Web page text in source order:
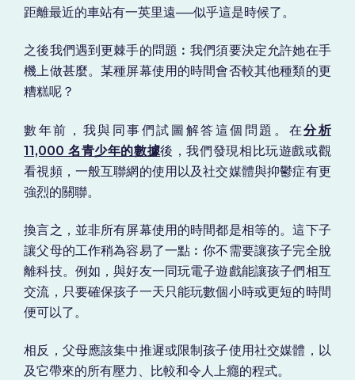
距離最近的車站有一英里遠──似乎這是時候了。
之後我們遇到更棘手的問題︰我們須要決定允許她在手
機上做甚麼。某種屏幕使用的時間會否較其他種類的更
糟糕呢？
數年前，我與同事們試圖解答這個問題。在分析
11,000 名青少年的數據後，我們發現相比玩遊戲或觀
看視頻，一般互聯網的使用以及社交媒體與抑鬱症有更
強烈的關聯。
換言之，並非所有屏幕使用的時間都是相等的。這下子
讓父母的工作稍為容易了一點︰你不需要讓孩子完全脫
離科技。例如，與好友一同玩電子遊戲能讓孩子們相互
交流，只要確保孩子一天只能玩數個小時或更短的時間
便可以了。
相反，父母應該集中推遲或限制孩子使用社交媒體，以
及它帶來的所有壓力、比較和令人上癮的程式。